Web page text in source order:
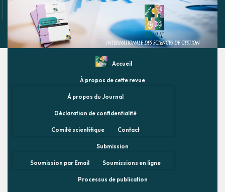
Accueil
À propos de cette revue
À propos du Journal
Déclaration de confidentialité
Comité scientifique Contact
Submission
Soumission par Email Soumissions en ligne
Processus de publication